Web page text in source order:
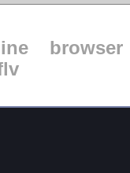
browser